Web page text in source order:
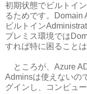
初期状態でビルトイ
るためです。Domain
ビルトイン
プレミス環境では
すれば特に困ること
ところが、Azure
Adminsは使えないの
グインし、コンピュ